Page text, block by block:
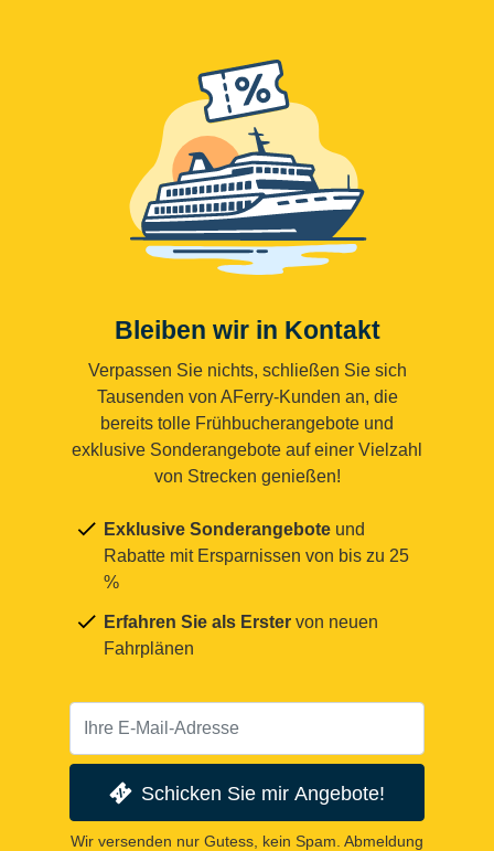
Bleiben wir in Kontakt
Verpassen Sie nichts, schließen Sie sich
Tausenden von AFerry-Kunden an, die
bereits tolle Frühbucherangebote und
exklusive Sonderangebote auf einer Vielzahl
von Strecken genießen!
Exklusive Sonderangebote und
Rabatte mit Ersparnissen von bis zu 25
%
Erfahren Sie als Erster von neuen
Fahrplänen
Schicken Sie mir Angebote!
Wir versenden nur Gutess, kein Spam. Abmeldung